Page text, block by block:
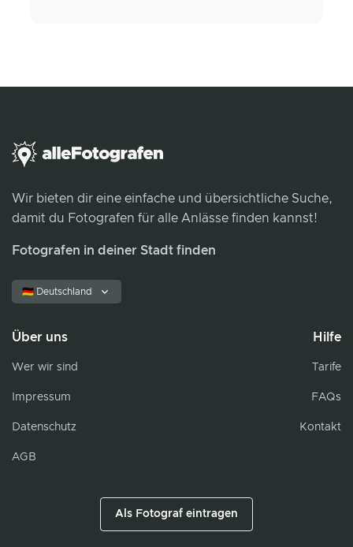
Wir bieten dir eine einfache und übersichtliche Suche,
damit du Fotografen für alle Anlässe finden kannst!
Fotografen in deiner Stadt finden
🇩🇪 Deutschland
Über uns
Wer wir sind
Impressum
Datenschutz
AGB
Hilfe
Tarife
FAQs
Kontakt
Als Fotograf eintragen